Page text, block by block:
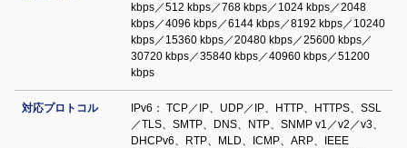
kbps／512 kbps／768 kbps／1024 kbps／2048
kbps／4096 kbps／6144 kbps／8192 kbps／10240
kbps／15360 kbps／20480 kbps／25600 kbps／
30720 kbps／35840 kbps／40960 kbps／51200
kbps
対応プロトコル
IPv6： TCP／IP、UDP／IP、HTTP、HTTPS、SSL
／TLS、SMTP、DNS、NTP、SNMP v1／v2／v3、
DHCPv6、RTP、MLD、ICMP、ARP、IEEE